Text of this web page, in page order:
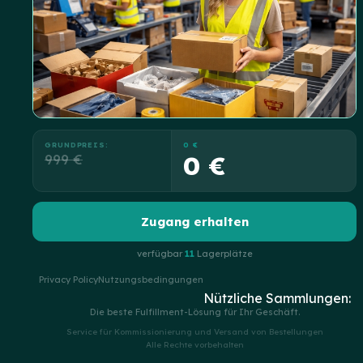
GRUNDPREIS:
999 €
0 €
0 €
Zugang erhalten
verfügbar 11Lagerplätze
Privacy PolicyNutzungsbedingungen
Nützliche Sammlungen:
Die beste Fulfillment-Lösung für Ihr Geschäft.
Service für Kommissionierung und Versand von Bestellungen
Alle Rechte vorbehalten